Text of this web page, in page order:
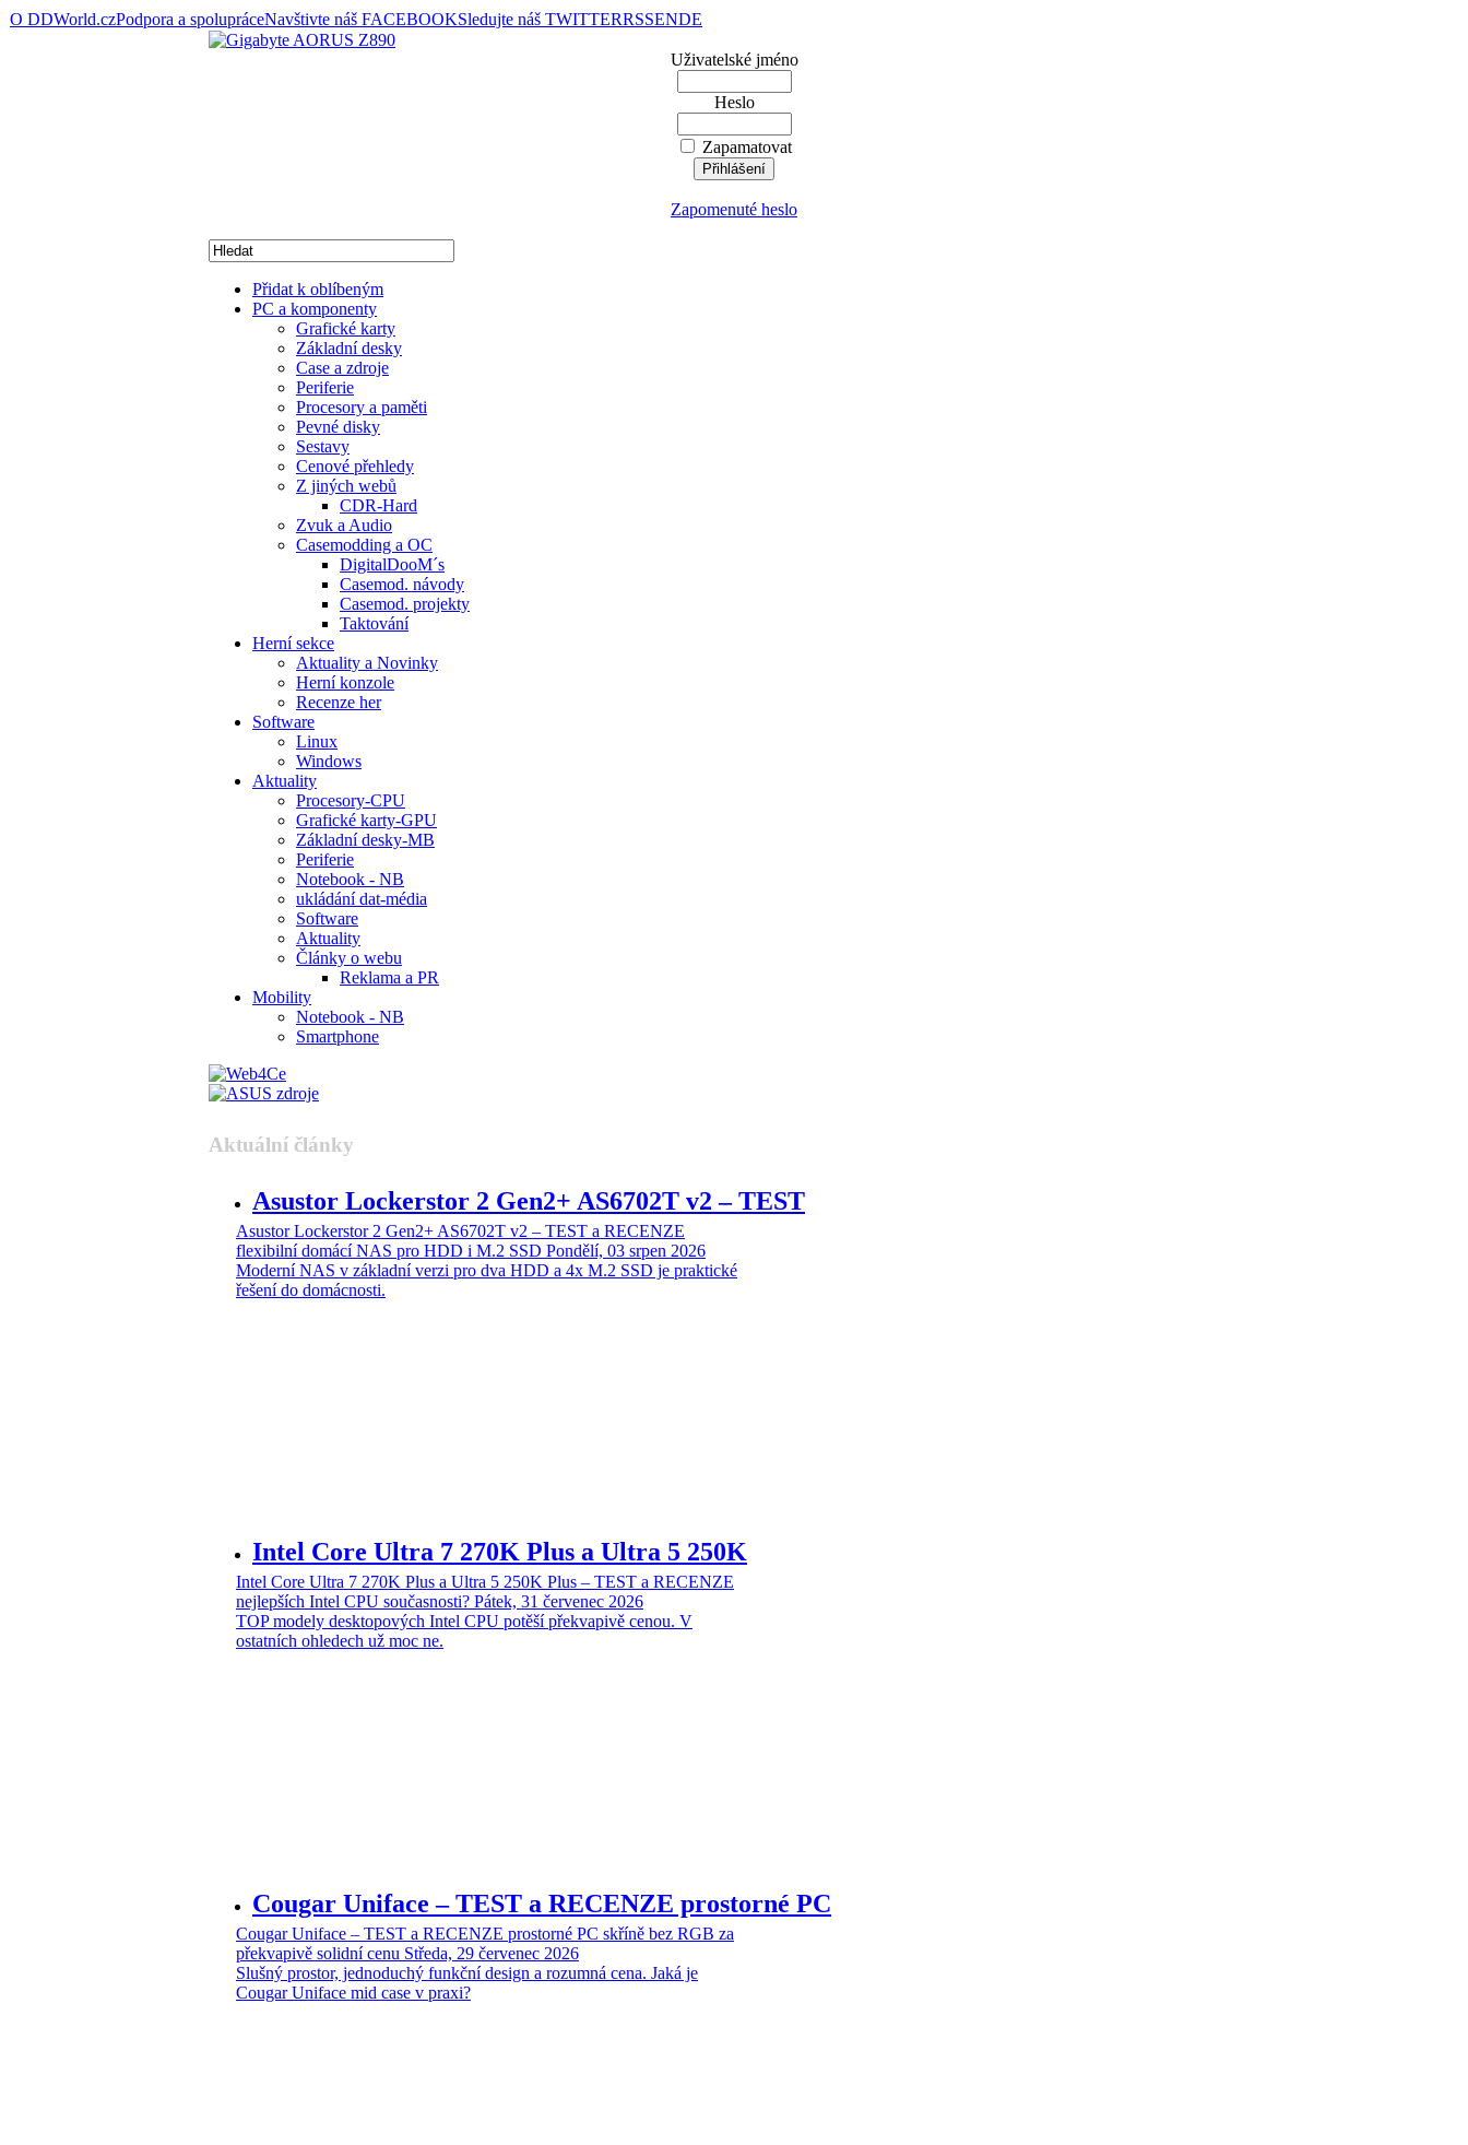
O DDWorld.czPodpora a spolupráceNavštivte náš FACEBOOKSledujte náš TWITTERRSSENDE
Uživatelské jméno
Heslo
Zapamatovat
Zapomenuté heslo
Přidat k oblíbeným
PC a komponenty
Grafické karty
Základní desky
Case a zdroje
Periferie
Procesory a paměti
Pevné disky
Sestavy
Cenové přehledy
Z jiných webů
CDR-Hard
Zvuk a Audio
Casemodding a OC
DigitalDooM´s
Casemod. návody
Casemod. projekty
Taktování
Herní sekce
Aktuality a Novinky
Herní konzole
Recenze her
Software
Linux
Windows
Aktuality
Procesory-CPU
Grafické karty-GPU
Základní desky-MB
Periferie
Notebook - NB
ukládání dat-média
Software
Aktuality
Články o webu
Reklama a PR
Mobility
Notebook - NB
Smartphone
Aktuální články
Asustor Lockerstor 2 Gen2+ AS6702T v2 – TEST
Asustor Lockerstor 2 Gen2+ AS6702T v2 – TEST a RECENZE
flexibilní domácí NAS pro HDD i M.2 SSD Pondělí, 03 srpen 2026
Moderní NAS v základní verzi pro dva HDD a 4x M.2 SSD je praktické
řešení do domácnosti.
Intel Core Ultra 7 270K Plus a Ultra 5 250K
Intel Core Ultra 7 270K Plus a Ultra 5 250K Plus – TEST a RECENZE
nejlepších Intel CPU současnosti? Pátek, 31 červenec 2026
TOP modely desktopových Intel CPU potěší překvapivě cenou. V
ostatních ohledech už moc ne.
Cougar Uniface – TEST a RECENZE prostorné PC
Cougar Uniface – TEST a RECENZE prostorné PC skříně bez RGB za
překvapivě solidní cenu Středa, 29 červenec 2026
Slušný prostor, jednoduchý funkční design a rozumná cena. Jaká je
Cougar Uniface mid case v praxi?